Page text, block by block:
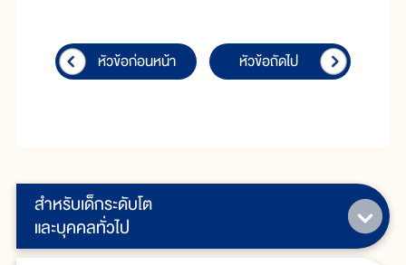
สำหรับเด็กระดับโต
และบุคคลทั่วไป
หัวข้อก่อนหน้า หัวข้อถัดไป